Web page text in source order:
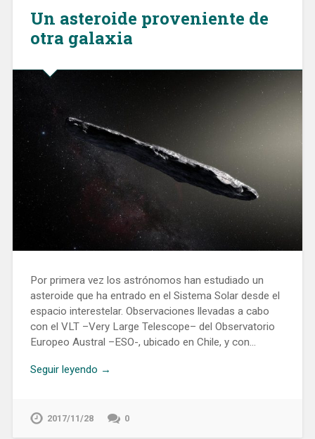
Un asteroide proveniente de
otra galaxia
Por primera vez los astrónomos han estudiado un
asteroide que ha entrado en el Sistema Solar desde el
espacio interestelar. Observaciones llevadas a cabo
con el VLT –Very Large Telescope– del Observatorio
Europeo Austral –ESO-, ubicado en Chile, y con…
Seguir leyendo →
2017/11/28 0